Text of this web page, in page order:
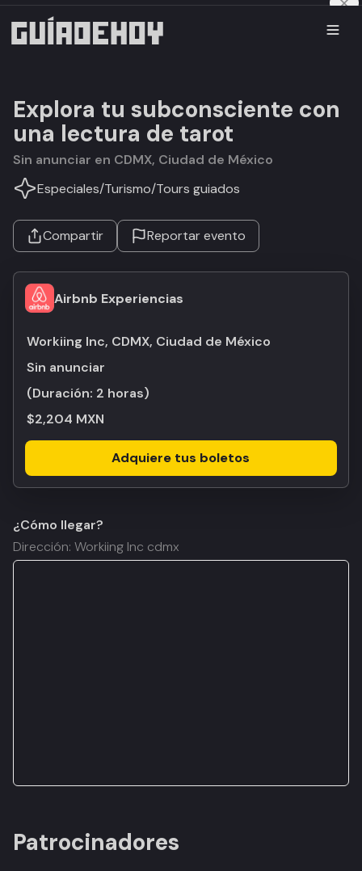
Explora tu subconsciente con
una lectura de tarot
Sin anunciar en CDMX, Ciudad de México
Especiales/Turismo/Tours guiados
Compartir Reportar evento
Airbnb Experiencias
Workiing Inc, CDMX, Ciudad de México
Sin anunciar
(Duración: 2 horas)
$2,204 MXN
Adquiere tus boletos
¿Cómo llegar?
Dirección: Workiing Inc cdmx
Patrocinadores